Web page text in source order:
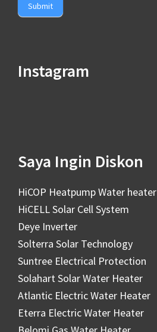
Submit
Instagram
Saya Ingin Diskon
HiCOP Heatpump Water heater
HiCELL Solar Cell System
Deye Inverter
Solterra Solar Technology
Suntree Electrical Protection
Solahart Solar Water Heater
Atlantic Electric Water Heater
Eterra Electric Water Heater